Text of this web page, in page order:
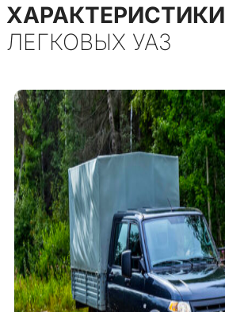
ХАРАКТЕРИСТИКИ
ЛЕГКОВЫХ УАЗ